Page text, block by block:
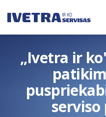
Sunkvežimių
Priekabų ir
Kėbulų
„Ivetra ir